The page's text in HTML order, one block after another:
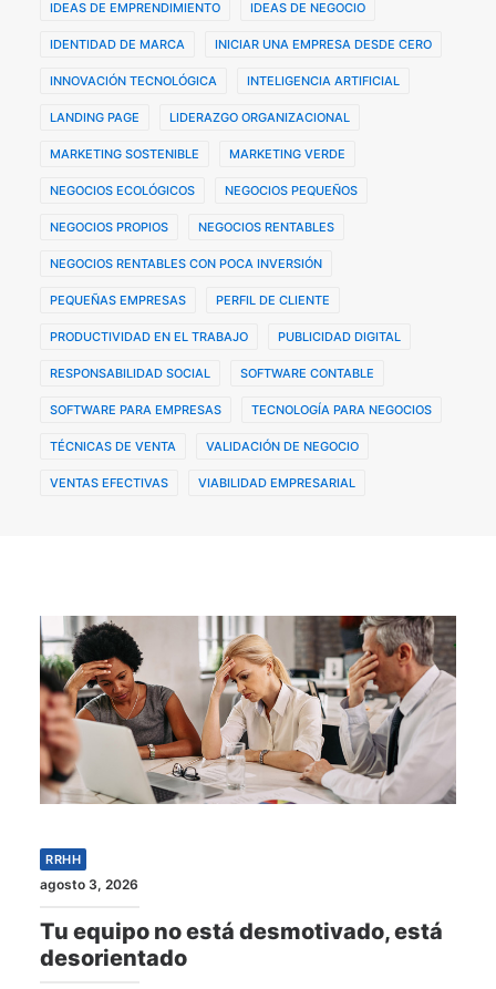
IDEAS DE EMPRENDIMIENTO IDEAS DE NEGOCIO
IDENTIDAD DE MARCA INICIAR UNA EMPRESA DESDE CERO
INNOVACIÓN TECNOLÓGICA INTELIGENCIA ARTIFICIAL
LANDING PAGE LIDERAZGO ORGANIZACIONAL
MARKETING SOSTENIBLE MARKETING VERDE
NEGOCIOS ECOLÓGICOS NEGOCIOS PEQUEÑOS
NEGOCIOS PROPIOS NEGOCIOS RENTABLES
NEGOCIOS RENTABLES CON POCA INVERSIÓN
PEQUEÑAS EMPRESAS PERFIL DE CLIENTE
PRODUCTIVIDAD EN EL TRABAJO PUBLICIDAD DIGITAL
RESPONSABILIDAD SOCIAL SOFTWARE CONTABLE
SOFTWARE PARA EMPRESAS TECNOLOGÍA PARA NEGOCIOS
TÉCNICAS DE VENTA VALIDACIÓN DE NEGOCIO
VENTAS EFECTIVAS VIABILIDAD EMPRESARIAL
RRHH
agosto 3, 2026
Tu equipo no está desmotivado, está
desorientado